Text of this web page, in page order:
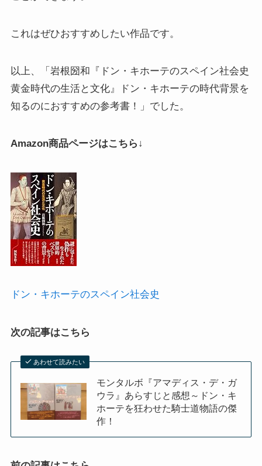
これはぜひおすすめしたい作品です。
以上、「岩根圀和『ドン・キホーテのスペイン社会史
黄金時代の生活と文化』ドン・キホーテの時代背景を
知るのにおすすめの参考書！」でした。
Amazon商品ページはこちら↓
ドン・キホーテのスペイン社会史
次の記事はこちら
あわせて読みたい
モンタルボ『アマディス・デ・ガ
ウラ』あらすじと感想～ドン・キ
ホーテを狂わせた騎士道物語の傑
作！